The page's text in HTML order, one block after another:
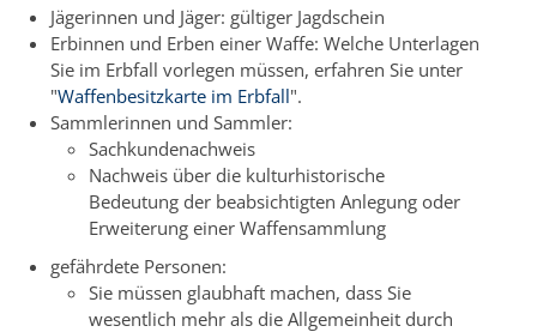
Jägerinnen und Jäger: gültiger Jagdschein
Erbinnen und Erben einer Waffe: Welche Unterlagen
Sie im Erbfall vorlegen müssen, erfahren Sie unter
"Waffenbesitzkarte im Erbfall".
Sammlerinnen und Sammler:
Sachkundenachweis
Nachweis über die kulturhistorische
Bedeutung der beabsichtigten Anlegung oder
Erweiterung einer Waffensammlung
gefährdete Personen:
Sie müssen glaubhaft machen, dass Sie
wesentlich mehr als die Allgemeinheit durch